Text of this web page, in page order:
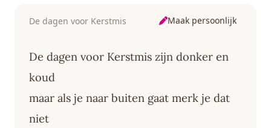
De dagen voor Kerstmis Maak persoonlijk
De dagen voor Kerstmis zijn donker en
koud
maar als je naar buiten gaat merk je dat
niet